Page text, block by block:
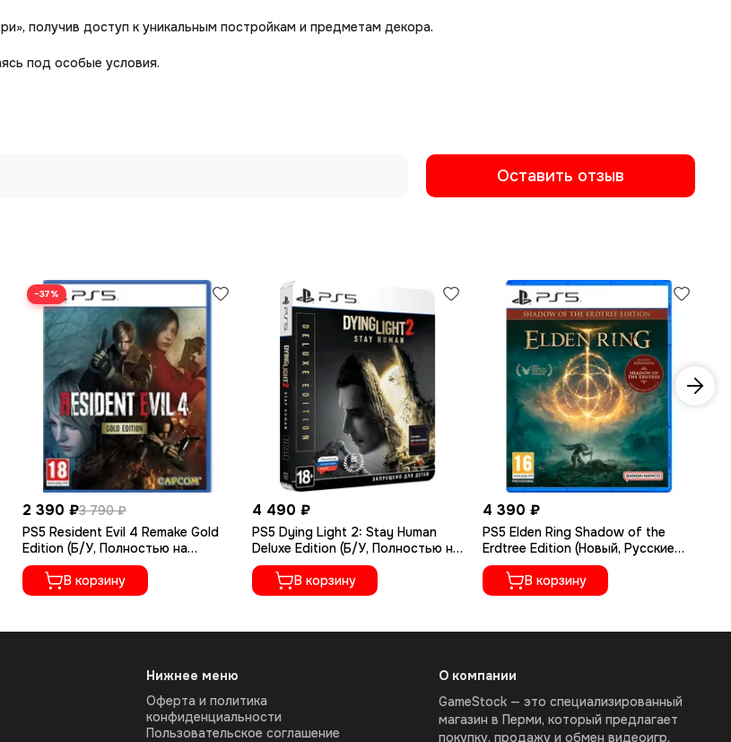
получив доступ к уникальным постройкам и предметам декора.
под особые условия.
Оставить отзыв
−37%
2 390 ₽3 790 ₽
PS5 Resident Evil 4 Remake Gold
Edition (Б/У, Полностью на
русском языке, PPSA-07412)
В корзину
4 490 ₽
PS5 Dying Light 2: Stay Human
Deluxe Edition (Б/У, Полностью на
русском языке, PPSA-02262)
В корзину
4 390 ₽
PS5 Elden Ring Shadow of the
Erdtree Edition (Новый, Русские
субтитры, PPSA-04609)
В корзину
Нижнее меню
Оферта и политика
конфиденциальности
Пользовательское соглашение
О компании
GameStock — это специализированный
магазин в Перми, который предлагает
покупку, продажу и обмен видеоигр,